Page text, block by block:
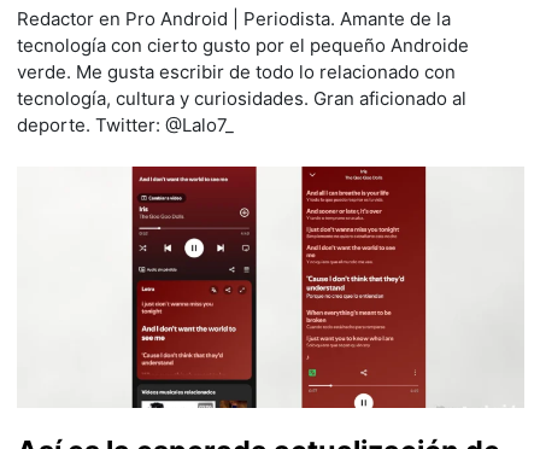
Redactor en Pro Android | Periodista. Amante de la
tecnología con cierto gusto por el pequeño Androide
verde. Me gusta escribir de todo lo relacionado con
tecnología, cultura y curiosidades. Gran aficionado al
deporte. Twitter: @Lalo7_